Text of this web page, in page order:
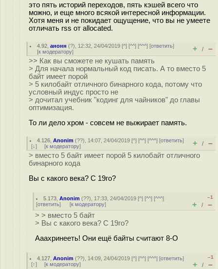
это пять историй переходов, пять кэшей всего что
можно, и еще много всякой интересной информации.
Хотя меня и не покидает ощущение, что вы не умеете
отличать rss от allocated.
4.92 ,анонн (?), 12:32, 24/04/2019 [^] [^^] [^^^] [ответить]
[к модератору] + / –
>> Как вы сможете не кушать память
> Для начала нормальный код писать. А то вместо 5
байт имеет порой
> 5 килобайт отличного бинарного кода, потому что
условный индус просто не
> дочитал учебник "кодинг для чайников" до главы
оптимизация.
То ли дело хром - совсем не выжирает память.
4.126 ,Anonim (??), 14:07, 24/04/2019 [^] [^^] [^^^] [ответить]
[↓] [к модератору] + / –
> вместо 5 байт имеет порой 5 килобайт отличного
бинарного кода
Вы с какого века? С 19го?
5.173 ,Anonim (??), 17:33, 24/04/2019 [^] [^^] [^^^]
[ответить] [к модератору]
–1
+ / –
> > вместо 5 байт
> Вы с какого века? С 19го?
Ааахринееть! Они ещё байты считают 8-О
4.127 ,Anonim (??), 14:09, 24/04/2019 [^] [^^] [^^^] [ответить]
[↑] [к модератору]
–1
+ / –